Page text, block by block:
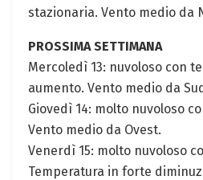
stazionaria. Vento medio ⁣da
PROSSIMA SETTIMANA
Mercoledì 13: nuvoloso con
aumento. Vento medio da​
Giovedì 14: molto​ nuvoloso​
Vento​ medio‍ da Ovest.
Venerdì 15: ​molto nuvoloso
Temperatura in forte